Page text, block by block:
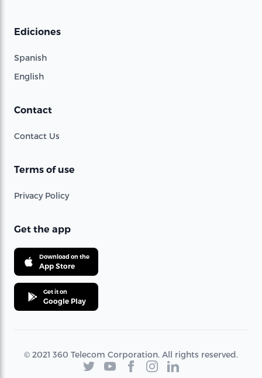
Ediciones
Spanish
English
Contact
Contact Us
Terms of use
Privacy Policy
Get the app
Download on the
App Store
Get it on
Google Play
© 2021 360 Telecom Corporation. All rights reserved.